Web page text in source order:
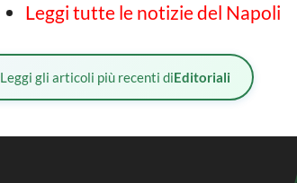
Leggi tutte le notizie del Napoli
Leggi gli articoli più recenti diEditoriali